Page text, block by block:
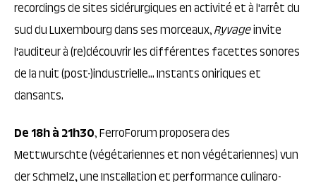
recordings de sites sidérurgiques en activité et à l'arrêt du
sud du Luxembourg dans ses morceaux,Ryvageinvite
l'auditeur à (re)découvrir les différentes facettes sonores
de la nuit (post-)industrielle... Instants oniriques et
dansants.
De 18h à 21h30, FerroForum proposera des
Mettwurschte (végétariennes et non végétariennes) vun
der Schmelz,une Installation et performance culinaro-